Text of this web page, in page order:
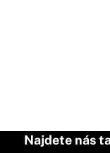
Najdete nás